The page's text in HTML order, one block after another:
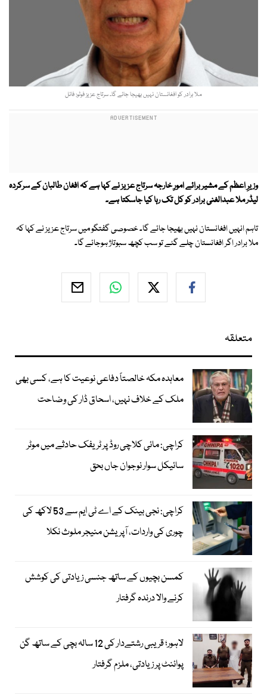
ملا برادر کو افغانستان نہیں بھیجا جائے گا۔ سرتاج عزیز فوٹو: فائل
وزیرِ اعظم کے مشیر برائے امورِ خارجہ سرتاج عزیز نے کہا ہے کہ افغان طالبان کے سرکردہ
لیڈر ملا عبدالغنی برادر کو کل تک رہا کیا جاسکتا ہے۔
تاہم انہیں افغانستان نہیں بھیجا جائے گا۔ خصوصی گفتگو میں سرتاج عزیز نے کہا کہ
ملا برادر اگر افغانستان چلے گئے تو سب کچھ سبوتاژ ہوجائے گا۔
متعلقہ
معاہدہ مکہ خالصتاً دفاعی نوعیت کا ہے، کسی بھی
ملک کے خلاف نہیں، اسحاق ڈار کی وضاحت
کراچی: مائی کلاچی روڈ پر ٹریفک حادثے میں موٹر
سائیکل سوار نوجوان جاں بحق
کراچی: نجی بینک کے اے ٹی ایم سے 53 لاکھ کی
چوری کی واردات، آپریشن منیجر ملوث نکلا
کمسن بچیوں کے ساتھ جنسی زیادتی کی کوشش
کرنے والا درندہ گرفتار
لاہور؛ قریبی رشتےدار کی 12 سالہ بچی کے ساتھ گن
پوائنٹ پر زیادتی، ملزم گرفتار